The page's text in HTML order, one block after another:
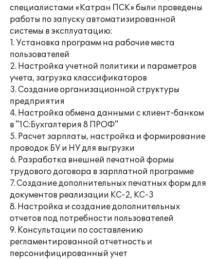
специалистами «Катран ПСК» были проведены
работы по запуску автоматизированной
системы в эксплуатацию:
1. Установка программ на рабочие места
пользователей
2. Настройка учетной политики и параметров
учета, загрузка классификаторов
3. Создание организационной структуры
предприятия
4. Настройка обмена данными с клиент-банком
в "1С:Бухгалтерия 8 ПРОФ"
5. Расчет зарплаты, настройка и формирование
проводок БУ и НУ для выгрузки
6. Разработка внешней печатной формы
трудового договора в зарплатной программе
7. Создание дополнительных печатных форм для
документов реализации КС-2, КС-3
8. Настройка и создание дополнительных
отчетов под потребности пользователей
9. Консультации по составлению
регламентированной отчетность и
персонифицированный учет